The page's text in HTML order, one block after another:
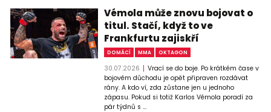
Vémola může znovu bojovat o
titul. Stačí, když to ve
Frankfurtu zajiskří
DOMÁCÍ MMA OKTAGON
30.07.2026
Vrací se do boje. Po krátkém čase v
bojovém důchodu je opět připraven rozdávat
rány. A kdo ví, zda zůstane jen u jednoho
zápasu. Pokud si totiž Karlos Vémola poradí za
pár týdnů s ...